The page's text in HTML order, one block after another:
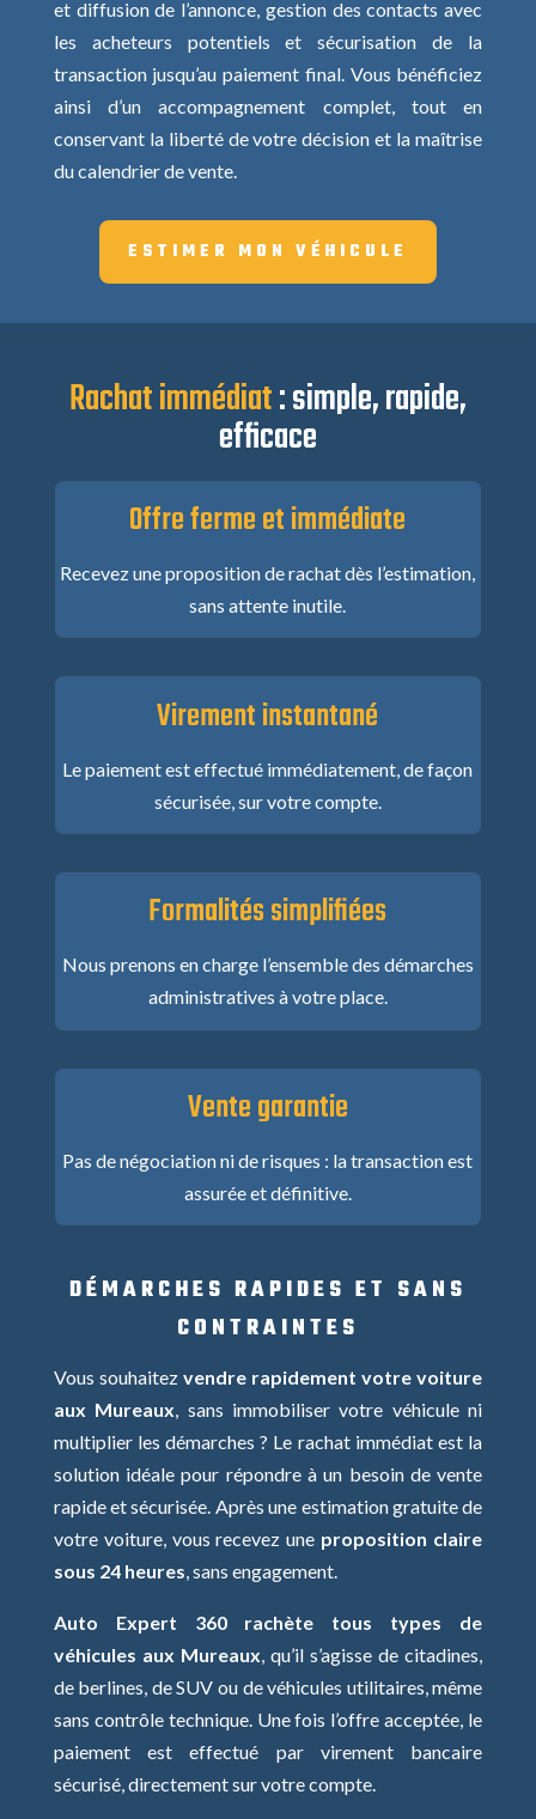
et diffusion de l’annonce, gestion des contacts avec
les acheteurs potentiels et sécurisation de la
transaction jusqu’au paiement final. Vous bénéficiez
ainsi d’un accompagnement complet, tout en
conservant la liberté de votre décision et la maîtrise
du calendrier de vente.
ESTIMER MON VÉHICULE
Rachat immédiat: simple, rapide,
efficace
Offre ferme et immédiate
Recevez une proposition de rachat dès l’estimation,
sans attente inutile.
Virement instantané
Le paiement est effectué immédiatement, de façon
sécurisée, sur votre compte.
Formalités simplifiées
Nous prenons en charge l’ensemble des démarches
administratives à votre place.
Vente garantie
Pas de négociation ni de risques : la transaction est
assurée et définitive.
DÉMARCHES RAPIDES ET SANS
CONTRAINTES
Vous souhaitez vendre rapidement votre voiture
aux Mureaux , sans immobiliser votre véhicule ni
multiplier les démarches ? Le rachat immédiat est la
solution idéale pour répondre à un besoin de vente
rapide et sécurisée. Après une estimation gratuite de
votre voiture, vous recevez une proposition claire
sous 24 heures , sans engagement.
Auto Expert 360 rachète tous types de
véhicules aux Mureaux , qu’il s’agisse de citadines,
de berlines, de SUV ou de véhicules utilitaires, même
sans contrôle technique. Une fois l’offre acceptée, le
paiement est effectué par virement bancaire
sécurisé, directement sur votre compte.